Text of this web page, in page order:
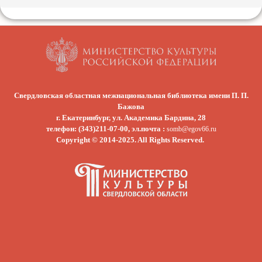
Свердловская областная межнациональная библиотека имени П. П.
Бажова
г. Екатеринбург, ул. Академика Бардина, 28
телефон: (343)211-07-00, эл.почта : somb@egov66.ru
Copyright © 2014-2025. All Rights Reserved.